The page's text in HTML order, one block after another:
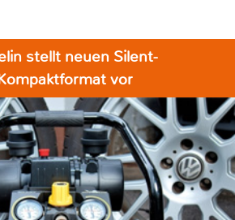
stellt neuen Silent-
vor